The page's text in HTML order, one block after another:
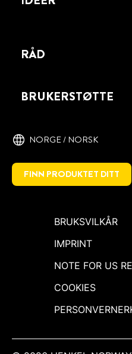
RÅD
BRUKERSTØTTE
NORGE / NORSK
FINN PRODUKTET DITT
BRUKSVILKÅR
IMPRINT
NOTE FOR US
COOKIES